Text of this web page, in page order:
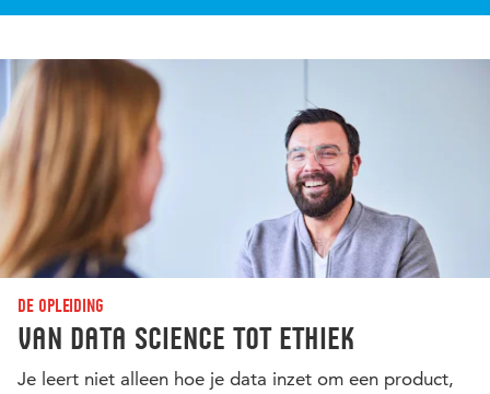
De opleiding
Van data science tot ethiek
Je leert niet alleen hoe je data inzet om een product,